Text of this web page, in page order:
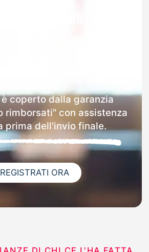
coperto dalla garanzia
rimborsati" con assistenza
prima dell'invio finale.
REGISTRATI ORA